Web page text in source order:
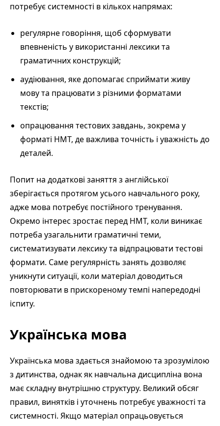
потребує системності в кількох напрямах:
регулярне говоріння, щоб сформувати
впевненість у використанні лексики та
граматичних конструкцій;
аудіювання, яке допомагає сприймати живу
мову та працювати з різними форматами
текстів;
опрацювання тестових завдань, зокрема у
форматі НМТ, де важлива точність і уважність до
деталей.
Попит на додаткові заняття з англійської
зберігається протягом усього навчального року,
адже мова потребує постійного тренування.
Окремо інтерес зростає перед НМТ, коли виникає
потреба узагальнити граматичні теми,
систематизувати лексику та відпрацювати тестові
формати. Саме регулярність занять дозволяє
уникнути ситуації, коли матеріал доводиться
повторювати в прискореному темпі напередодні
іспиту.
Українська мова
Українська мова здається знайомою та зрозумілою
з дитинства, однак як навчальна дисципліна вона
має складну внутрішню структуру. Великий обсяг
правил, винятків і уточнень потребує уважності та
системності. Якщо матеріал опрацьовується